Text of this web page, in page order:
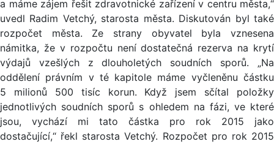
a máme zájem řešit zdravotnické zařízení v centru města,“
uvedl Radim Vetchý, starosta města. Diskutován byl také
rozpočet města. Ze strany obyvatel byla vznesena
námitka, že v rozpočtu není dostatečná rezerva na krytí
výdajů vzešlých z dlouholetých soudních sporů. „Na
oddělení právním v té kapitole máme vyčleněnu částku
5 milionů 500 tisíc korun. Když jsem sčítal položky
jednotlivých soudních sporů s ohledem na fázi, ve které
jsou, vychází mi tato částka pro rok 2015 jako
dostačující,“ řekl starosta Vetchý. Rozpočet pro rok 2015